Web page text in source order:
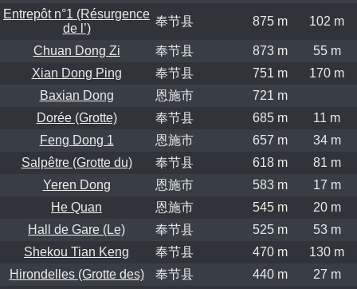
Entrepôt n°1 (Résurgence
de l’)
奉节县 875 m 102 m
Chuan Dong Zi 奉节县 873 m
55 m
Xian Dong Ping
奉节县 751 m
170 m
Baxian Dong
恩施市
721 m
Dorée (Grotte)
奉节县 685 m
11 m
Feng Dong 1
恩施市 657 m
34 m
Salpêtre (Grotte du)
奉节县 618 m
81 m
Yeren Dong
恩施市 583 m
17 m
He Quan
恩施市 545 m
20 m
Hall de Gare (Le)
奉节县 525 m
53 m
Shekou Tian Keng
奉节县 470 m
130 m
Hirondelles (Grotte des)
奉节县 440 m
27 m